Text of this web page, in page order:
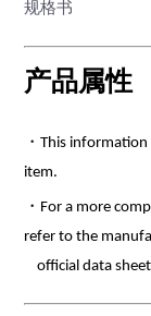
规格书
产品属性
・This
item.
・For a more
refer to the
official data